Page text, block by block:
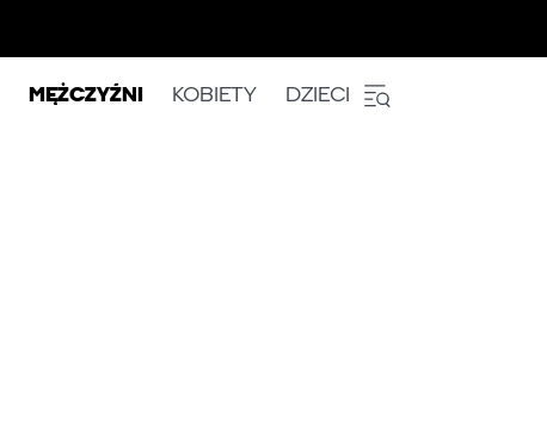
MĘŻCZYŹNI KOBIETY DZIECI